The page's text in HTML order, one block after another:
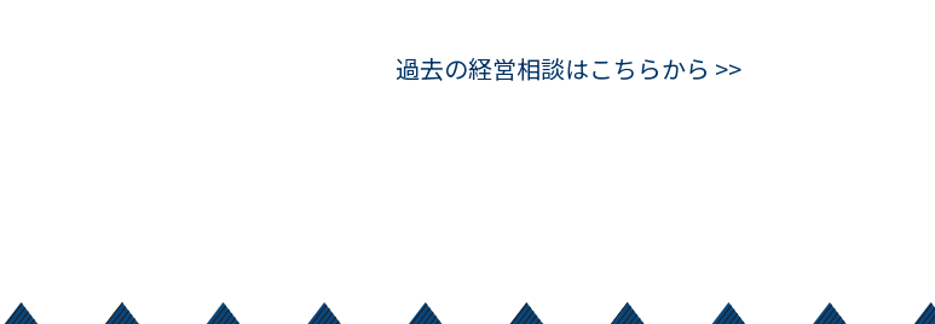
過去の経営相談はこちらから >>